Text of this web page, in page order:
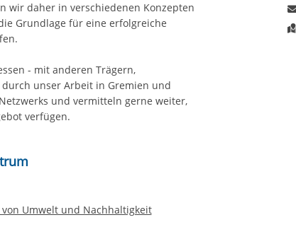
wir daher in verschiedenen Konzepten
Grundlage für eine erfolgreiche
- mit anderen Trägern,
unser Arbeit in Gremien und
und vermitteln gerne weiter,
verfügen.
Umwelt und Nachhaltigkeit